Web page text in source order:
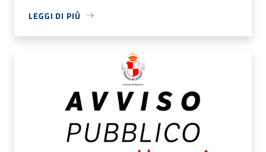
LEGGI DI PIÙ